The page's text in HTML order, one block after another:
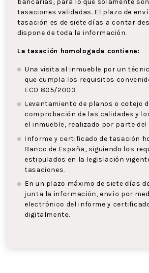
bancarias, para lo que solamente
tasaciones validadas. El plazo de
tasación es de siete días a contar
dispone de toda la información.
La tasación homologada contiene:
Una visita al inmueble por un
que cumpla los requisitos
ECO 805/2003.
Levantamiento de planos o cotejo
comprobación de las calidades y
el inmueble, realizado por parte
Informe y certificado de tasación
Banco de España, siguiendo los
estipulados en la legislación
tasaciones.
En un plazo máximo de siete días
junta la información, envío por
electrónico del informe y
digitalmente.